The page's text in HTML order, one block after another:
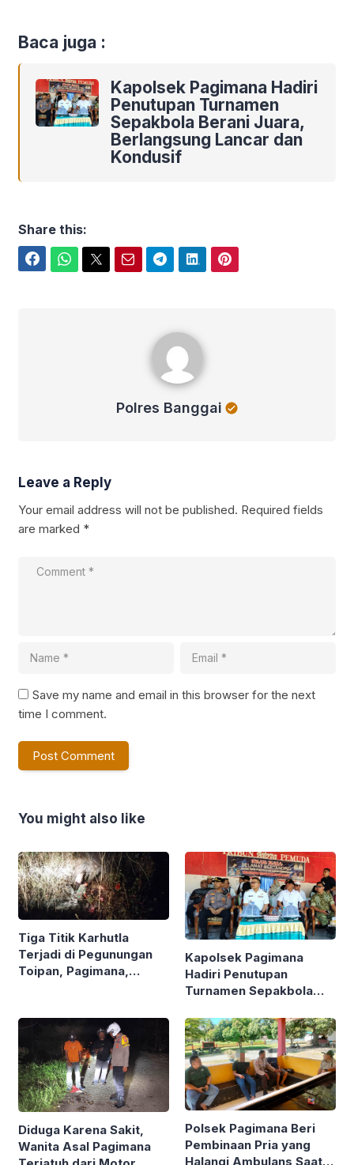
Baca juga :
Kapolsek Pagimana Hadiri
Penutupan Turnamen
Sepakbola Berani Juara,
Berlangsung Lancar dan
Kondusif
Share this:
Polres Banggai
Leave a Reply
Your email address will not be published. Required fields
are marked *
Save my name and email in this browser for the next
time I comment.
You might also like
Tiga Titik Karhutla
Terjadi di Pegunungan
Toipan, Pagimana,
Kapolsek Pagimana
Hadiri Penutupan
Turnamen Sepakbola
Berlangsung Lancar dan
Kondusif
Diduga Karena Sakit,
Wanita Asal Pagimana
Polsek Pagimana Beri
Pembinaan Pria yang
Halangi Ambulans Saat